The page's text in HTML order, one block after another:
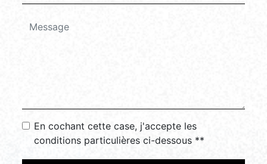
En cochant cette case, j'accepte les
conditions particulières ci-dessous **